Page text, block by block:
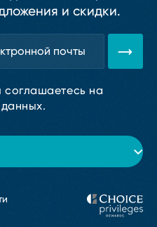
и скидки.
соглашаетесь на